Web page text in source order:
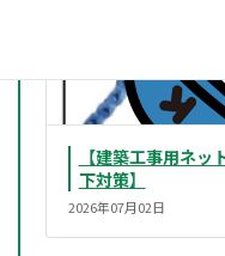
【建築工事用ネ
下対策】
2026年07月02日